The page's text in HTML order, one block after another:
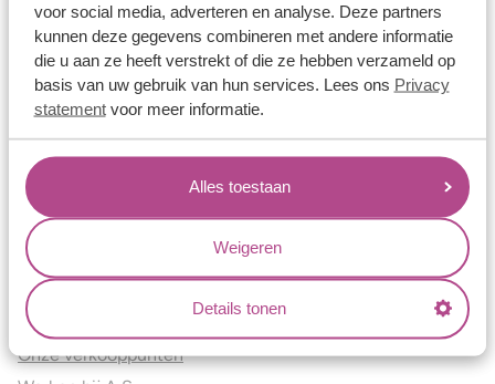
voor social media, adverteren en analyse. Deze partners
kunnen deze gegevens combineren met andere informatie
die u aan ze heeft verstrekt of die ze hebben verzameld op
basis van uw gebruik van hun services. Lees ons Privacy
statementvoor meer informatie.
Alles toestaan
Weigeren
Details tonen
Aller Spanninga
Historie
Certificaten
Blogs
Jouw voordelen
Conflictvrije Materialen
Oneindig veel mogelijkheden
Kwaliteit
Juweliers & Contact
Onze verkooppunten